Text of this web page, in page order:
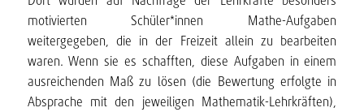
motivierten Schüler*innen Mathe-Aufgaben
weitergegeben, die in der Freizeit allein zu bearbeiten
waren. Wenn sie es schafften, diese Aufgaben in einem
ausreichenden Maß zu lösen (die Bewertung erfolgte in
Absprache mit den jeweiligen Mathematik-Lehrkräften),